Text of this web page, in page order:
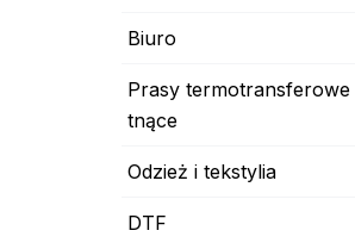
Biuro
Prasy
tnące
Odzież i tekstylia
DTF